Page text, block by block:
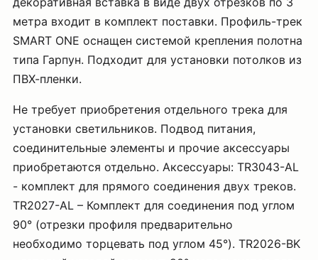
метра входит в комплект поставки. Профиль-трек
SMART ONE оснащен системой крепления полотна
типа Гарпун. Подходит для установки потолков из
ПВХ-пленки.
Не требует приобретения отдельного трека для
установки светильников. Подвод питания,
соединительные элементы и прочие аксессуары
приобретаются отдельно. Аксессуары: TR3043-AL
- комплект для прямого соединения двух треков.
TR2027-AL – Комплект для соединения под углом
90° (отрезки профиля предварительно
необходимо торцевать под углом 45°). TR2026-BK